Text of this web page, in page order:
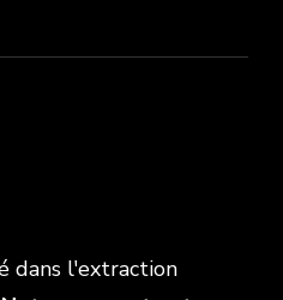
dans l'extraction